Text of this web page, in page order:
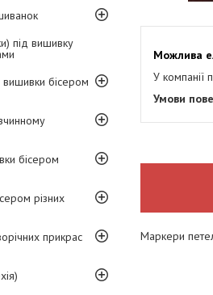
під вишивку
бісером
бісером
різних
прикрас
У компанії
Маркери